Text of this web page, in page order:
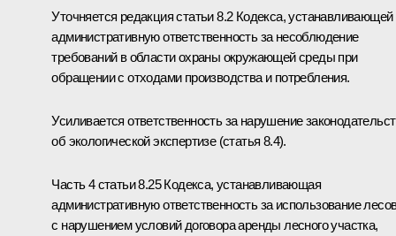
Уточняется редакция статьи 8.2 Кодекса, устанавливающей
административную ответственность за несоблюдение
требований в области охраны окружающей среды при
обращении с отходами производства и потребления.
Усиливается ответственность за нарушение
об экологической экспертизе (статья 8.4).
Часть 4 статьи 8.25 Кодекса, устанавливающая
административную ответственность за использование
с нарушением условий договора аренды лесного участка,